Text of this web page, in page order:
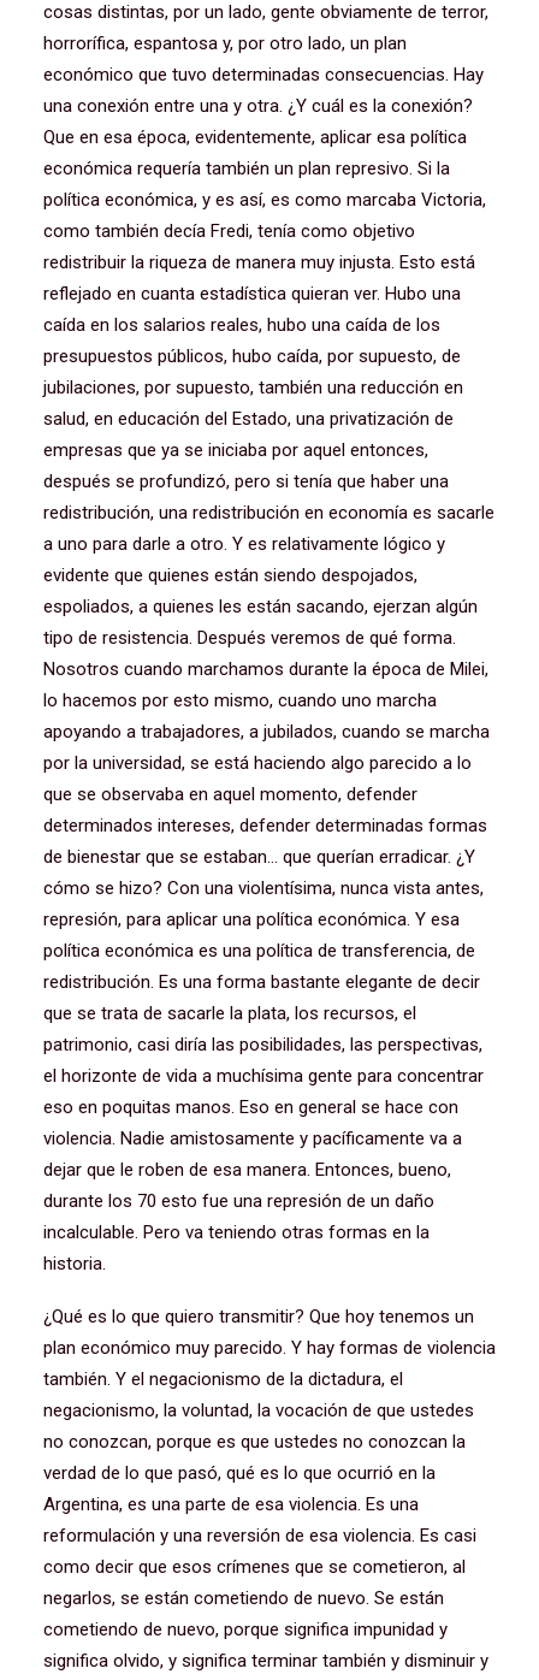
cosas distintas, por un lado, gente obviamente de terror,
horrorífica, espantosa y, por otro lado, un plan
económico que tuvo determinadas consecuencias. Hay
una conexión entre una y otra. ¿Y cuál es la conexión?
Que en esa época, evidentemente, aplicar esa política
económica requería también un plan represivo. Si la
política económica, y es así, es como marcaba Victoria,
como también decía Fredi, tenía como objetivo
redistribuir la riqueza de manera muy injusta. Esto está
reflejado en cuanta estadística quieran ver. Hubo una
caída en los salarios reales, hubo una caída de los
presupuestos públicos, hubo caída, por supuesto, de
jubilaciones, por supuesto, también una reducción en
salud, en educación del Estado, una privatización de
empresas que ya se iniciaba por aquel entonces,
después se profundizó, pero si tenía que haber una
redistribución, una redistribución en economía es sacarle
a uno para darle a otro. Y es relativamente lógico y
evidente que quienes están siendo despojados,
espoliados, a quienes les están sacando, ejerzan algún
tipo de resistencia. Después veremos de qué forma.
Nosotros cuando marchamos durante la época de Milei,
lo hacemos por esto mismo, cuando uno marcha
apoyando a trabajadores, a jubilados, cuando se marcha
por la universidad, se está haciendo algo parecido a lo
que se observaba en aquel momento, defender
determinados intereses, defender determinadas formas
de bienestar que se estaban… que querían erradicar. ¿Y
cómo se hizo? Con una violentísima, nunca vista antes,
represión, para aplicar una política económica. Y esa
política económica es una política de transferencia, de
redistribución. Es una forma bastante elegante de decir
que se trata de sacarle la plata, los recursos, el
patrimonio, casi diría las posibilidades, las perspectivas,
el horizonte de vida a muchísima gente para concentrar
eso en poquitas manos. Eso en general se hace con
violencia. Nadie amistosamente y pacíficamente va a
dejar que le roben de esa manera. Entonces, bueno,
durante los 70 esto fue una represión de un daño
incalculable. Pero va teniendo otras formas en la
historia.
¿Qué es lo que quiero transmitir? Que hoy tenemos un
plan económico muy parecido. Y hay formas de violencia
también. Y el negacionismo de la dictadura, el
negacionismo, la voluntad, la vocación de que ustedes
no conozcan, porque es que ustedes no conozcan la
verdad de lo que pasó, qué es lo que ocurrió en la
Argentina, es una parte de esa violencia. Es una
reformulación y una reversión de esa violencia. Es casi
como decir que esos crímenes que se cometieron, al
negarlos, se están cometiendo de nuevo. Se están
cometiendo de nuevo, porque significa impunidad y
significa olvido, y significa terminar también y disminuir y